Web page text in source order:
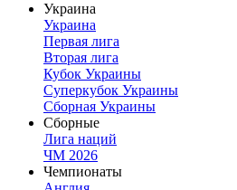
Украина
Украина
Первая лига
Вторая лига
Кубок Украины
Суперкубок Украины
Сборная Украины
Сборные
Лига наций
ЧМ 2026
Чемпионаты